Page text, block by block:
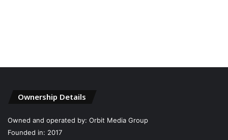
Ownership Details
Owned and operated by: Orbit Media Group
Founded in: 2017